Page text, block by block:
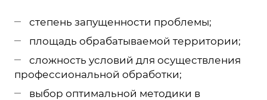
степень запущенности проблемы;
площадь обрабатываемой территории;
сложность условий для осуществления
профессиональной обработки;
выбор оптимальной методики в